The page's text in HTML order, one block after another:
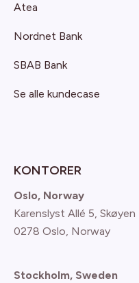
Atea
Nordnet Bank
SBAB Bank
Se alle kundecase
KONTORER
Oslo, Norway
Karenslyst Allé 5, Skøyen
0278 Oslo, Norway
Stockholm, Sweden